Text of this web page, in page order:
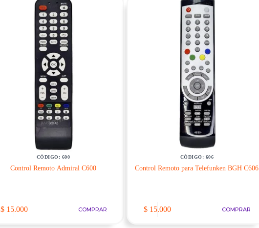
CÓDIGO: 600
Control Remoto Admiral C600
$15.000 COMPRAR
CÓDIGO: 606
Control Remoto para Telefunken BGH C606
$ 15.000 COMPRAR